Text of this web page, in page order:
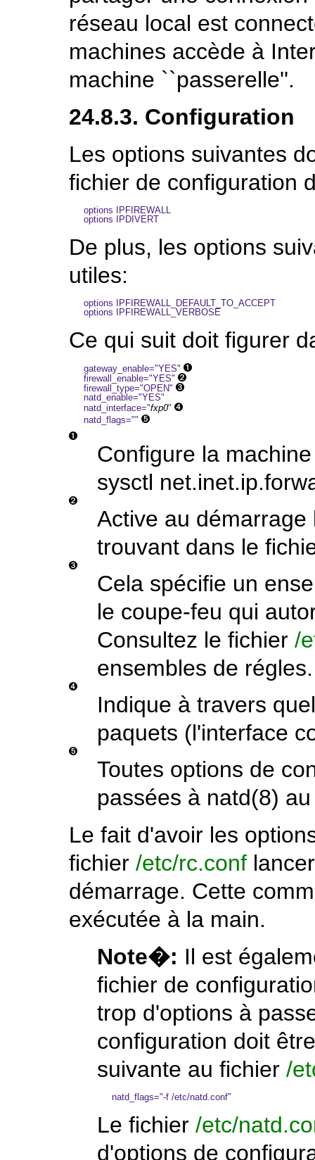
réseau local est
machines accède à
machine ``passerelle''.
24.8.3. Configuration
Les options suivantes
fichier de configuration
options IPFIREWALL
options IPDIVERT
De plus, les options
utiles:
options IPFIREWALL_DEFAULT_TO_ACCEPT
options IPFIREWALL_VERBOSE
Ce qui suit doit figurer
gateway_enable="YES"
firewall_enable="YES"
firewall_type="OPEN"
natd_enable="YES"
natd_interface="fxp0"
natd_flags=""
Configure la
sysctl
Active au
trouvant dans le
Cela spécifie un
le coupe-feu qui
Consultez le fichier /
ensembles de régles.
Indique à travers
paquets (l'interface
Toutes options de
passées à natd(8)
Le fait d'avoir les
fichier /etc/rc.conf
démarrage. Cette
exécutée à la main.
Note�: Il est
fichier de
trop d'options à
configuration doit
suivante au fichier /
Le fichier /etc/
d'options de